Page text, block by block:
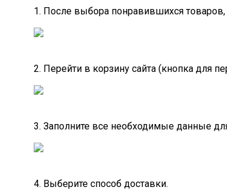
1. После выбора понравившихся товаров,
2. Перейти в корзину сайта (кнопка для
3. Заполните все необходимые данные
4. Выберите способ доставки.